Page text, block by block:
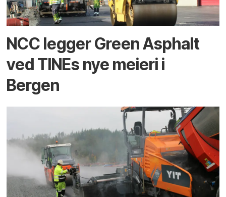
NCC legger Green Asphalt
ved TINEs nye meieri i
Bergen